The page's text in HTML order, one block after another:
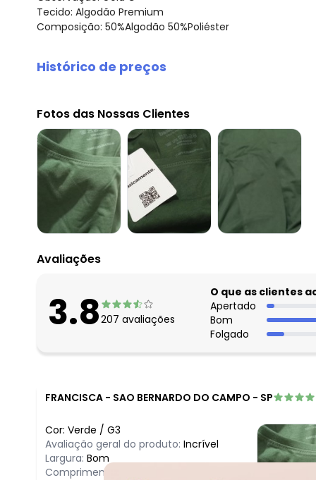
Tecido: Algodão Premium
Composição: 50%Algodão 50%Poliéster
Histórico de preços
agosto/2026
julho/2026
junho/2026
maio/2026
abril/2026
março/2026
fevereiro/2026
Fotos das Nossas Clientes
Avaliações
3.8207 avaliações
O que as clientes
Apertado
Bom
Folgado
FRANCISCA - SAO BERNARDO DO CAMPO - SP
Cor: Verde / G3
Avaliação geral do produto: Incrível
Largura: Bom
Comprimento: